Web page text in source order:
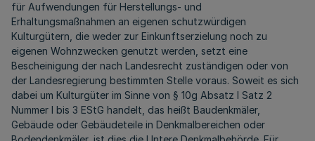
für Aufwendungen für Herstellungs- und
Erhaltungsmaßnahmen an eigenen schutzwürdigen
Kulturgütern, die weder zur Einkunftserzielung noch zu
eigenen Wohnzwecken genutzt werden, setzt eine
Bescheinigung der nach Landesrecht zuständigen oder von
der Landesregierung bestimmten Stelle voraus. Soweit es sich
dabei um Kulturgüter im Sinne von § 10g Absatz l Satz 2
Nummer l bis 3 EStG handelt, das heißt Baudenkmäler,
Gebäude oder Gebäudeteile in Denkmalbereichen oder